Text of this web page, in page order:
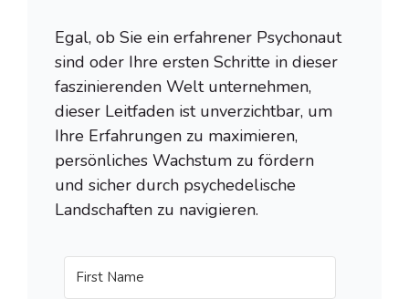
Egal, ob Sie ein erfahrener Psychonaut
sind oder Ihre ersten Schritte in dieser
faszinierenden Welt unternehmen,
dieser Leitfaden ist unverzichtbar, um
Ihre Erfahrungen zu maximieren,
persönliches Wachstum zu fördern
und sicher durch psychedelische
Landschaften zu navigieren.